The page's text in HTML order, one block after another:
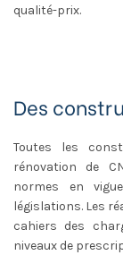
qualité-prix.
Des
Toutes les
rénovation de
normes en
législations. Les
cahiers des
niveaux de